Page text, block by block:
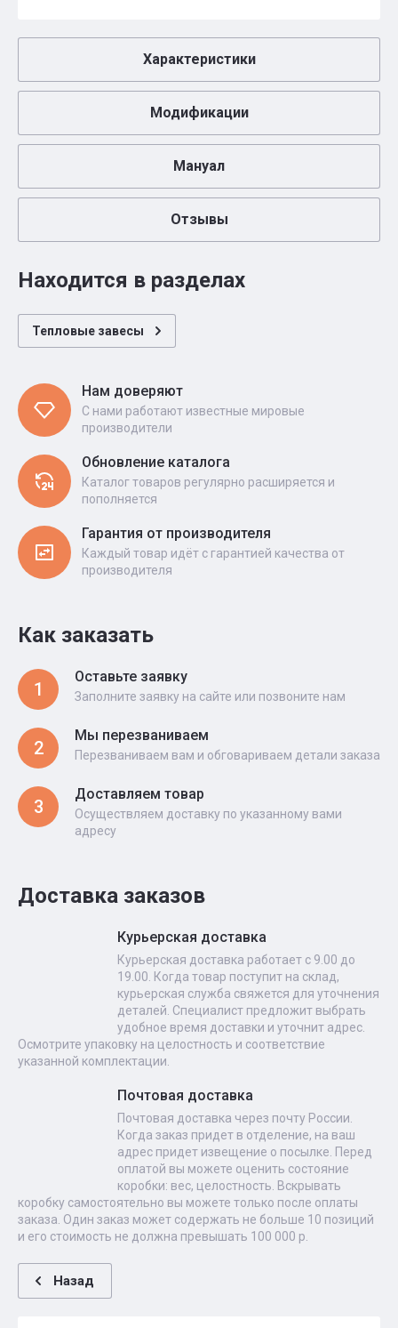
Характеристики
Модификации
Мануал
Отзывы
Находится в разделах
Тепловые завесы
Нам доверяют
С нами работают известные мировые
производители
Обновление каталога
Каталог товаров регулярно расширяется и
пополняется
Гарантия от производителя
Каждый товар идёт с гарантией качества от
производителя
Как заказать
1
Оставьте заявку
Заполните заявку на сайте или позвоните нам
2
Мы перезваниваем
Перезваниваем вам и обговариваем детали заказа
3
Доставляем товар
Осуществляем доставку по указанному вами
адресу
Доставка заказов
Курьерская доставка
Курьерская доставка работает с 9.00 до
19.00. Когда товар поступит на склад,
курьерская служба свяжется для уточнения
деталей. Специалист предложит выбрать
удобное время доставки и уточнит адрес.
Осмотрите упаковку на целостность и соответствие
указанной комплектации.
Почтовая доставка
Почтовая доставка через почту России.
Когда заказ придет в отделение, на ваш
адрес придет извещение о посылке. Перед
оплатой вы можете оценить состояние
коробки: вес, целостность. Вскрывать
коробку самостоятельно вы можете только после оплаты
заказа. Один заказ может содержать не больше 10 позиций
и его стоимость не должна превышать 100 000 р.
Назад